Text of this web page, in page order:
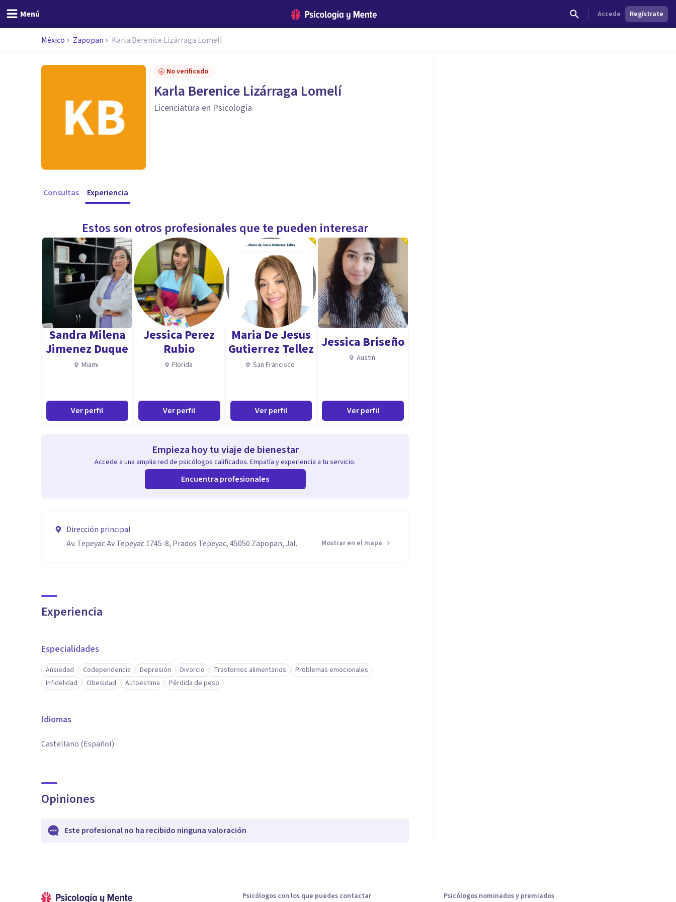
Menú Accede Regístrate
México Zapopan Karla Berenice Lizárraga Lomelí
No verificado
Karla Berenice Lizárraga Lomelí
Licenciatura en Psicología
Consultas Experiencia
Estos son otros profesionales que te pueden interesar
Sandra Milena
Jimenez Duque
Miami
Ver perfil
Jessica Perez
Rubio
Florida
Ver perfil
Maria De Jesus
Gutierrez Tellez
San Francisco
Ver perfil
Jessica Briseño
Austin
Ver perfil
Empieza hoy tu viaje de bienestar
Accede a una amplia red de psicólogos calificados. Empatía y experiencia a tu servicio.
Encuentra profesionales
Dirección principal
Av. Tepeyac Av Tepeyac 1745-8, Prados Tepeyac, 45050 Zapopan, Jal.
Mostrar en el mapa
Experiencia
Especialidades
Ansiedad Codependencia Depresión Divorcio Trastornos alimentarios
Problemas emocionales
Infidelidad
Obesidad Autoestima Pérdida de peso
Idiomas
Castellano (Español)
Opiniones
Este profesional no ha recibido ninguna valoración
Psicólogos con los que puedes contactar Psicólogos nominados y premiados